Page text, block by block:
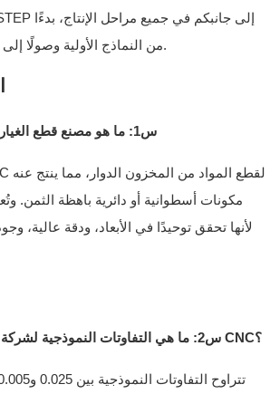
من النماذج الأولية وصولًا إلى الإنتاج بكميات كبيرة.
س1: ما هو مصنع قطع الغيار المصنعة بالخراطة؟
مكونات أسطوانية أو دائرية باهظة الثمن.
لأنها تحقق توحيدًا في الأبعاد، ودقة عالية،
س2: ما هي التفاوتات النموذجية لشركة تصنيع آلات الخراطة CNC؟